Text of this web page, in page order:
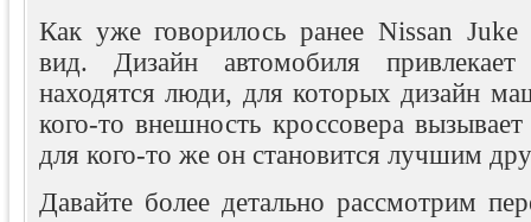
Как уже говорилось ранее Nissan Juke
вид. Дизайн автомобиля
находятся люди, для которых дизайн
кого-то внешность кроссовера
для кого-то же он становится лучшим
Давайте более детально рассмотрим